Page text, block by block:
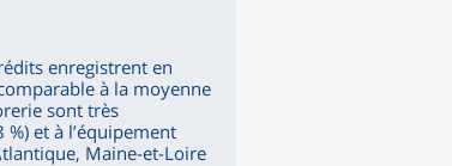
enregistrent en
à la moyenne
sont très
et à l’équipement
Maine-et-Loire